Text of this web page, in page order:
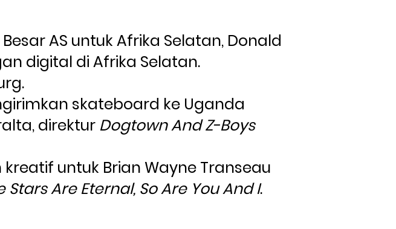
AS untuk Afrika Selatan, Donald
digital di Afrika Selatan.
skateboard ke Uganda
direktur Dogtown And Z-Boys
untuk Brian Wayne Transeau
Stars Are Eternal, So Are You And I.